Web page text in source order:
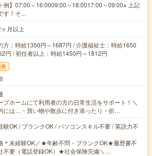
例】07:00～16:0009:00～18:0017:00～09:00※ 上記
す！そ…
月以上
方：時給1350円～1687円 / 介護福祉士：時給1650
円 / 初任者以上：時給1450円～1812円
プホームにて利用者の方の日常生活をサポート！＼
には…・買い物や散歩に付き添ったり・折…
験OK / ブランクOK / パソコンスキル不要 / 英語力不
＊未経験OK／★年齢不問・ブランクOK★履歴書不
不要（電話登録OK）★社会保険完備＼…